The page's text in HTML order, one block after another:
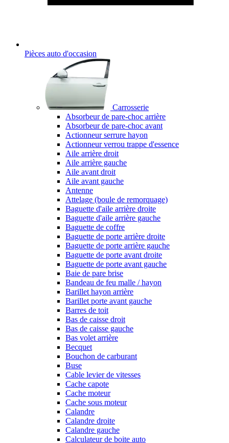
Pièces auto d'occasion
Carrosserie
Absorbeur de pare-choc arrière
Absorbeur de pare-choc avant
Actionneur serrure hayon
Actionneur verrou trappe d'essence
Aile arrière droit
Aile arrière gauche
Aile avant droit
Aile avant gauche
Antenne
Attelage (boule de remorquage)
Baguette d'aile arrière droite
Baguette d'aile arrière gauche
Baguette de coffre
Baguette de porte arrière droite
Baguette de porte arrière gauche
Baguette de porte avant droite
Baguette de porte avant gauche
Baie de pare brise
Bandeau de feu malle / hayon
Barillet hayon arrière
Barillet porte avant gauche
Barres de toit
Bas de caisse droit
Bas de caisse gauche
Bas volet arrière
Becquet
Bouchon de carburant
Buse
Cable levier de vitesses
Cache capote
Cache moteur
Cache sous moteur
Calandre
Calandre droite
Calandre gauche
Calculateur de boite auto